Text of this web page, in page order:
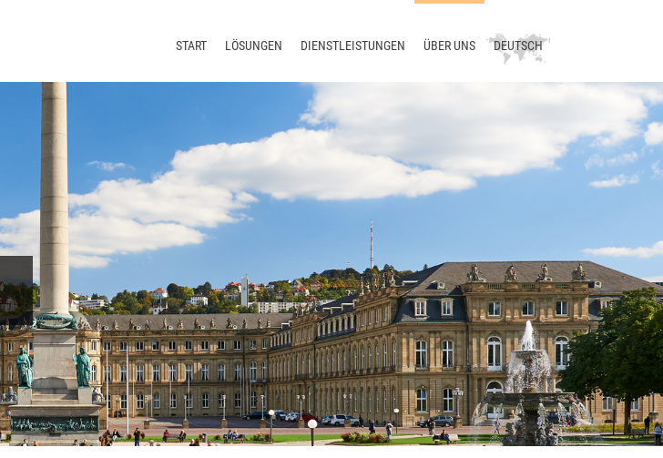
START LÖSUNGEN
Übersetzung
Lokalisierung
DIENSTLEISTUNGEN
Schulung
Support
Übersetzungsmanagement
Terminologiemanagement
Smart Translation Factory
ÜBER UNS
Treffen Sie uns
Kontakt
DEUTSCH